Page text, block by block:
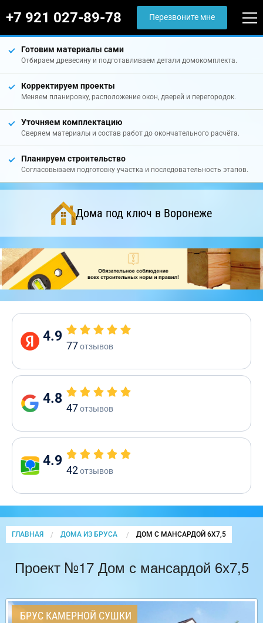
+7 921 027-89-78 Перезвоните мне
Готовим материалы сами
Отбираем древесину и подготавливаем детали домокомплекта.
Корректируем проекты
Меняем планировку, расположение окон, дверей и перегородок.
Уточняем комплектацию
Сверяем материалы и состав работ до окончательного расчёта.
Планируем строительство
Согласовываем подготовку участка и последовательность этапов.
Дома под ключ в Воронеже
4.9
77отзывов
4.8
47отзывов
4.9
42отзывов
ГЛАВНАЯ ДОМА ИЗ БРУСА CURRENT:
ДОМ С МАНСАРДОЙ 6Х7,5
Проект №17 Дом с мансардой 6х7,5
БРУС КАМЕРНОЙ СУШКИ